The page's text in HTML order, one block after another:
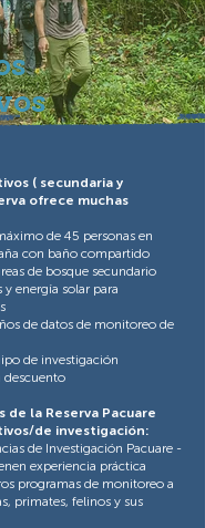
( secundaria y
ofrece muchas
de 45 personas en
con baño compartido
de bosque secundario
y energía solar para
de datos de monitoreo de
de investigación
descuento
la Reserva Pacuare
de investigación:
de Investigación Pacuare -
experiencia práctica
programas de monitoreo a
primates, felinos y sus